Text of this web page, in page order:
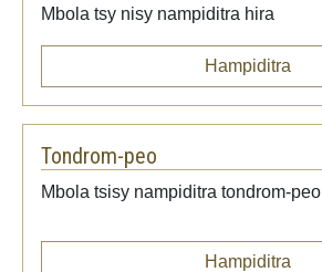
Mbola tsy nisy nampiditra hira
Hampiditra
Tondrom-peo
Mbola tsisy nampiditra tondrom-peo
Hampiditra